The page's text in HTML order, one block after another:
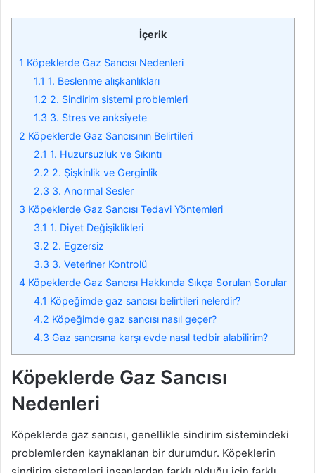
İçerik
1 Köpeklerde Gaz Sancısı Nedenleri
1.1 1. Beslenme alışkanlıkları
1.2 2. Sindirim sistemi problemleri
1.3 3. Stres ve anksiyete
2 Köpeklerde Gaz Sancısının Belirtileri
2.1 1. Huzursuzluk ve Sıkıntı
2.2 2. Şişkinlik ve Gerginlik
2.3 3. Anormal Sesler
3 Köpeklerde Gaz Sancısı Tedavi Yöntemleri
3.1 1. Diyet Değişiklikleri
3.2 2. Egzersiz
3.3 3. Veteriner Kontrolü
4 Köpeklerde Gaz Sancısı Hakkında Sıkça Sorulan Sorular
4.1 Köpeğimde gaz sancısı belirtileri nelerdir?
4.2 Köpeğimde gaz sancısı nasıl geçer?
4.3 Gaz sancısına karşı evde nasıl tedbir alabilirim?
Köpeklerde Gaz Sancısı
Nedenleri
Köpeklerde gaz sancısı, genellikle sindirim sistemindeki
problemlerden kaynaklanan bir durumdur. Köpeklerin